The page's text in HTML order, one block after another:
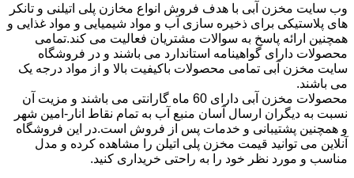
وب سایت مخزن آبی با هدف فروش انواع مخازن پلی اتیلنی و تانکر
های پلاستیکی برای ذخیره سازی آب و مواد شیمیایی و مواد غذایی و
همچنین ارائه پاسخ به سوالات مشتریان فعالیت می کند.تمامی
محصولات دارای گواهینامه استاندارد می باشند و در فروشگاه
سایت مخزن آبی تمامی محصولات باکیفیت بالا و از مواد درجه یک
می باشند.
محصولات مخزن آبی دارای 60 ماه گارانتی می باشند و مزیت آن
نسبت به دیگران ارسال آسان منبع آب به تمام نقاط انار-امین شهر
و همچنین پشتیبانی و خدمات پس از فروش است.در این فروشگاه
آنلاین می توانید قیمت مخزن پلی اتیلن را مشاهده کرده و مدل
مناسب و مورد نظر خود را به راحتی خریداری کنید.